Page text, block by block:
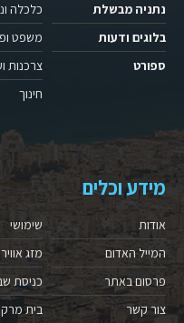
נתניה מבשלת
בלוגים ודעות
ספורט
כלכלה
משפט
צרכנות
חינוך
מידע וכלים
אודות
המייל האדום
פרסום באתר
צור קשר
שימושי
מזג
כניסת
בית